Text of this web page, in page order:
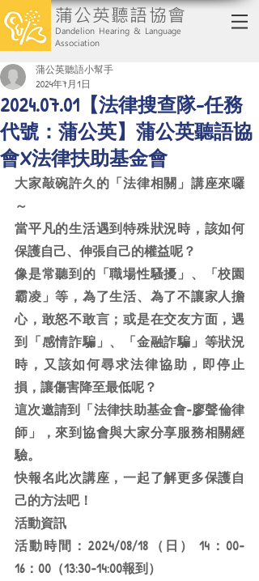
蒲公英聽語協會
Dandelion Hearing & Language
Association
2024.07.01【法律搜查隊-任務
代號：蒲公英】蒲公英聽語協
會X法律扶助基金會
蒲公英聽語小幫手
2024年7月1日
大家敲碗許久的「法律相關」講座來囉
～
當平凡的生活遇到特殊狀況時，該如何
保護自己、伸張自己的權益呢？
像是常聽到的「職場性騷擾」、「校園
霸凌」等，為了生活、為了不讓家人擔
心，敢怒不敢言；或是在交友方面，遇
到「感情詐騙」、「金融詐騙」等狀況
時，又該如何尋求法律協助，即停止
損，讓傷害降至最低呢？
這次邀請到「法律扶助基金會-廖聲倫律
師」，來到協會與大家分享服務相關經
驗。
快報名此次講座，一起了解更多保護自
己的方法吧！
活動資訊
活動時間：2024/08/18（日） 14：00-
16：00（13:30-14:00報到）